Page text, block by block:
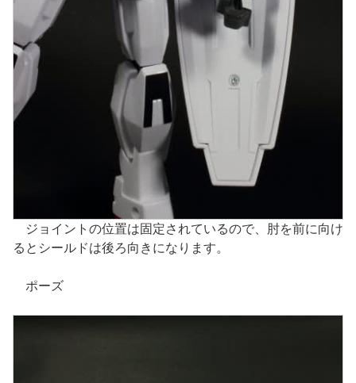
ジョイントの位置は固定されているので、肘を前に向け
るとシールドは後ろ向きになります。
ポーズ